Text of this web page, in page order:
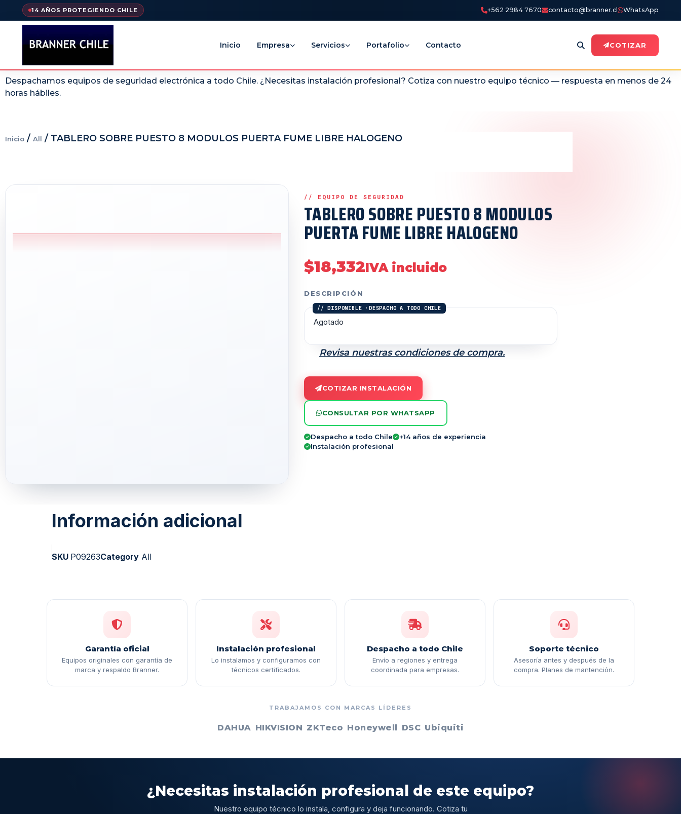
14 AÑOS PROTEGIENDO CHILE +562 2984 7670 contacto@branner.cl WhatsApp
Inicio Empresa Servicios Portafolio Contacto COTIZAR
Despachamos equipos de seguridad electrónica a todo Chile. ¿Necesitas instalación profesional? Cotiza con nuestro equipo técnico — respuesta en menos de 24
horas hábiles.
Inicio / All / TABLERO SOBRE PUESTO 8 MODULOS PUERTA FUME LIBRE HALOGENO
TABLERO SOBRE PUESTO 8 MODULOS
PUERTA FUME LIBRE HALOGENO
$18,332IVA incluido
DESCRIPCIÓN
Agotado
Revisa nuestras condiciones de compra.
COTIZAR INSTALACIÓN
CONSULTAR POR WHATSAPP
Despacho a todo Chile
+14 años de experiencia
Instalación profesional
Información adicional
SKU P09263Category All
Garantía oficial
Equipos originales con garantía de
marca y respaldo Branner.
Instalación profesional
Lo instalamos y configuramos con
técnicos certificados.
Despacho a todo Chile
Envío a regiones y entrega
coordinada para empresas.
Soporte técnico
Asesoría antes y después de la
compra. Planes de mantención.
TRABAJAMOS CON MARCAS LÍDERES
DAHUA HIKVISION ZKTeco Honeywell DSC Ubiquiti
¿Necesitas instalación profesional de este equipo?
Nuestro equipo técnico lo instala, configura y deja funcionando. Cotiza tu